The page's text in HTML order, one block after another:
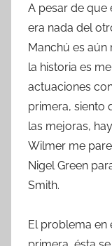
A pesar de que
era nada del
Manchú es aún
la historia es
actuaciones
primera, siento
las mejoras,
Wilmer me
Nigel Green
Smith.
El problema en